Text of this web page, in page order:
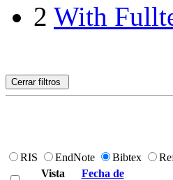
2 With
Cerrar filtros
RIS EndNote Bibtex
Vista
Fecha de